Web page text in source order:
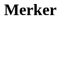
Merker